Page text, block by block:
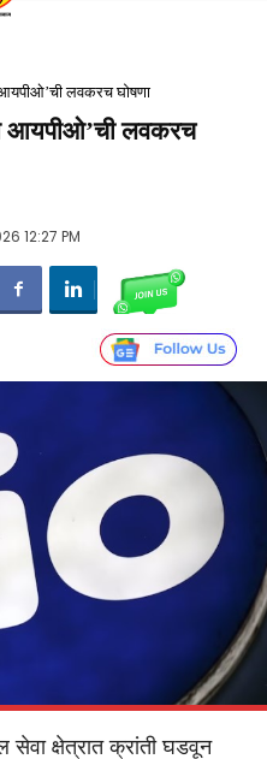
आयपीओ’ची लवकरच घोषणा
आयपीओ’ची लवकरच
12:27 PM
सेवा क्षेत्रात क्रांती घडवून